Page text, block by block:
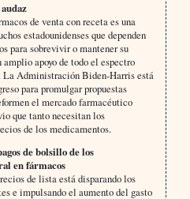
de venta con receta es una
estadounidenses que dependen
para sobrevivir o mantener su
apoyo de todo el espectro
Administración Biden-Harris está
para promulgar propuestas
el mercado farmacéutico
que tanto necesitan los
de los medicamentos.
de bolsillo de los
en fármacos
de lista está disparando los
e impulsando el aumento del gasto